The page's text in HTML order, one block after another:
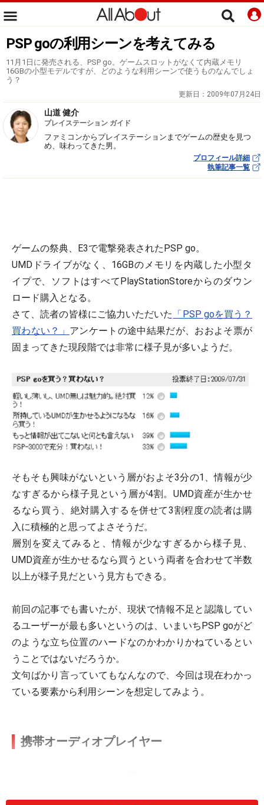
PSP goの利用シーンを考えてみる
11月1日に発売される、PSP go。ゲームスロットがなくて内蔵メモリ
16GBの小型モデルですが、どのような利用シーンで使うものなんでしょ
う？
更新日： 2009年07月24日
山道 健介
プレイステーション ガイド
ファミコンからプレイステーションまでゲームの歴史を見つ
め、味わってきた男。
プロフィール詳細
執筆記事一覧
ゲームの祭典、E3で電撃発表されたPSP go。
UMDドライブがなく、16GBのメモリを内蔵した小型タ
イプで、ソフトはすべてPlayStationStoreからのダウン
ロード購入となる。
さて、読者の皆様にご協力いただいた 「PSP goを買う？
買わない？」 アンケートの途中結果だが、おおよそ票が
固まってきた現段階では非常に様子見が多いようだ。
そもそも興味がないという層がおよそ3分の1、情報が少
なすぎるから様子見という層が4割。UMD資産が生かせ
るなら買う、絶対購入するを併せて3割程度の読者は購
入に積極的と思ってよさそうだ。
層別を変えてみると、情報が少なすぎるから様子見、
UMD資産が生かせるなら買うという両者を合わせて半数
以上が様子見だという見方もできる。
前回の記事でも書いたが、現状で情報不足と認識してい
るユーザーが最も多いというのは、いまいちPSP goがど
のような立ち位置のハードなのかわかりかねているとい
うことではないだろうか。
文句ばかり言っていてもなんなので、今回は現在わかっ
ている要素から利用シーンを想定してみよう。
携帯オーディオプレイヤー
ー。